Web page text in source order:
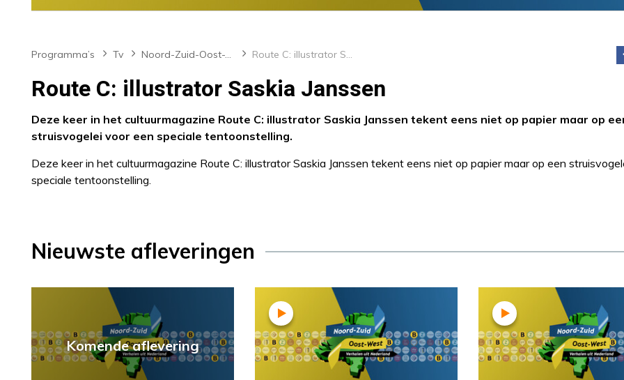
Programma’s Tv Noord-Zuid-Oost-West Route C: illustrator Saskia Janssen
Route C: illustrator Saskia Janssen
Deze keer in het cultuurmagazine Route C: illustrator Saskia Janssen tekent eens niet op papier maar op
struisvogelei voor een speciale tentoonstelling.
Deze keer in het cultuurmagazine Route C: illustrator Saskia Janssen tekent eens niet op papier maar op een
speciale tentoonstelling.
Nieuwste afleveringen
Komende aflevering